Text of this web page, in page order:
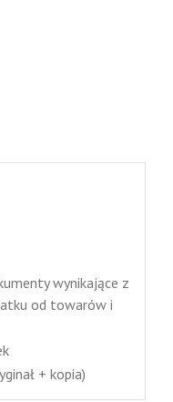
wynikające z
od towarów i
+ kopia)